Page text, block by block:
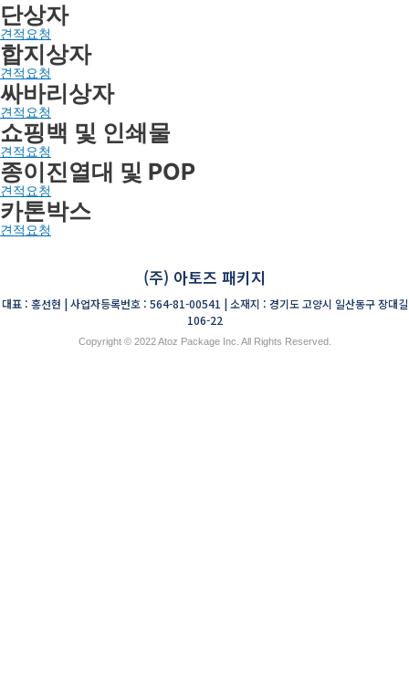
단상자
견적요청
합지상자
견적요청
싸바리상자
견적요청
쇼핑백 및 인쇄물
견적요청
종이진열대 및 POP
견적요청
카톤박스
견적요청
(주) 아토즈 패키지
대표 : 홍선현 | 사업자등록번호 : 564-81-00541 | 소재지 : 경기도 고양시 일산동구 장대길
106-22
Copyright © 2022 Atoz Package Inc. All Rights Reserved.